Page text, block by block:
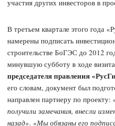
участия других инвесторов в
В третьем квартале этого года
намерены подписать
строительстве БоГЭС до 2012
минувшую субботу в ходе
председателя правления
его словам, документ был
направлен партнеру по проекту:
получили замечания, внесли
назад». «Мы обязаны его